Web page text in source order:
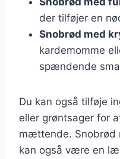
der tilføjer en
Snobrød med
kardemomme
spændende
Du kan også tilføje
eller grøntsager for
mættende. Snobrød
kan også være en